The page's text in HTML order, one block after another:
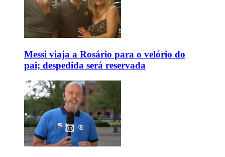
Messi viaja a Rosário para o velório do
pai; despedida será reservada